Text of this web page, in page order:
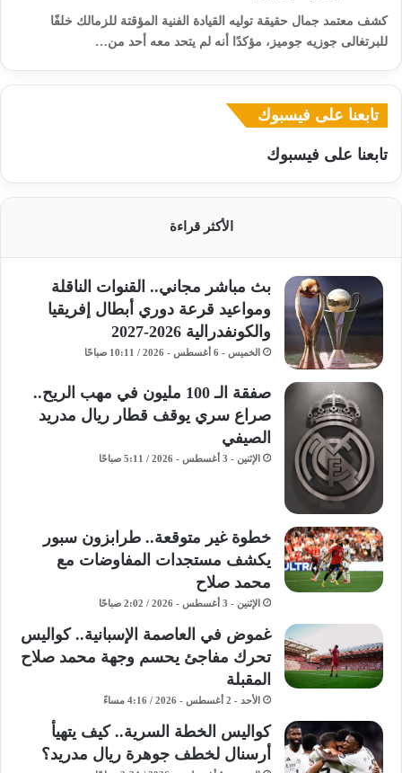
كشف معتمد جمال حقيقة توليه القيادة الفنية المؤقتة للزمالك خلفًا
للبرتغالى جوزيه جوميز، مؤكدًا أنه لم يتحد معه أحد من…
تابعنا على فيسبوك
تابعنا على فيسبوك
الأكثر قراءة
بث مباشر مجاني.. القنوات الناقلة
ومواعيد قرعة دوري أبطال إفريقيا
والكونفدرالية 2026-2027
الخميس - 6 أغسطس - 2026 / 10:11 صباحًا
صفقة الـ 100 مليون في مهب الريح..
صراع سري يوقف قطار ريال مدريد
الصيفي
الإثنين - 3 أغسطس - 2026 / 5:11 صباحًا
خطوة غير متوقعة.. طرابزون سبور
يكشف مستجدات المفاوضات مع
محمد صلاح
الإثنين - 3 أغسطس - 2026 / 2:02 صباحًا
غموض في العاصمة الإسبانية.. كواليس
تحرك مفاجئ يحسم وجهة محمد صلاح
المقبلة
الأحد - 2 أغسطس - 2026 / 4:16 مساءً
كواليس الخطة السرية.. كيف يتهيأ
أرسنال لخطف جوهرة ريال مدريد؟